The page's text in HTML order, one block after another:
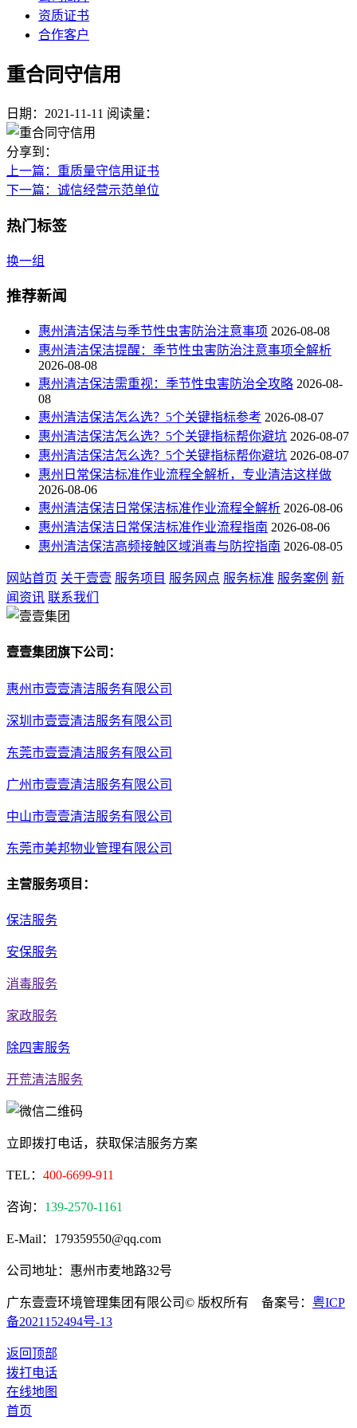
资质证书
合作客户
重合同守信用
日期：2021-11-11 阅读量：
分享到：
上一篇 ：重质量守信用证书
下一篇 ：诚信经营示范单位
热门标签
换一组
推荐新闻
惠州清洁保洁与季节性虫害防治注意事项 2026-08-08
惠州清洁保洁提醒：季节性虫害防治注意事项全解析
2026-08-08
惠州清洁保洁需重视：季节性虫害防治全攻略 2026-08-
08
惠州清洁保洁怎么选？5个关键指标参考 2026-08-07
惠州清洁保洁怎么选？5个关键指标帮你避坑 2026-08-07
惠州清洁保洁怎么选？5个关键指标帮你避坑 2026-08-07
惠州日常保洁标准作业流程全解析，专业清洁这样做
2026-08-06
惠州清洁保洁日常保洁标准作业流程全解析 2026-08-06
惠州清洁保洁日常保洁标准作业流程指南 2026-08-06
惠州清洁保洁高频接触区域消毒与防控指南 2026-08-05
网站首页 关于壹壹 服务项目 服务网点 服务标准 服务案例 新
闻资讯 联系我们
壹壹集团旗下公司：
惠州市壹壹清洁服务有限公司
深圳市壹壹清洁服务有限公司
东莞市壹壹清洁服务有限公司
广州市壹壹清洁服务有限公司
中山市壹壹清洁服务有限公司
东莞市美邦物业管理有限公司
主营服务项目：
保洁服务
安保服务
消毒服务
家政服务
除四害服务
开荒清洁服务
立即拨打电话，获取保洁服务方案
TEL： 400-6699-911
咨询： 139-2570-1161
E-Mail：179359550@qq.com
公司地址：惠州市麦地路32号
广东壹壹环境管理集团有限公司© 版权所有 备案号： 粤ICP
备2021152494号-13
返回顶部
拨打电话
在线地图
首页